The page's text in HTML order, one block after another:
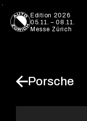
Edition 2026
05.11. – 08.11.
Messe Zürich
DE
Porsche